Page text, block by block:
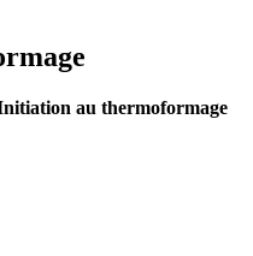
au thermoformage